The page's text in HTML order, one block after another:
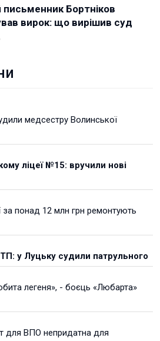
Бортніков
вирок: що вирішив суд
медсестру Волинської
ліцеї №15: вручили нові
понад 12 млн грн ремонтують
у Луцьку судили патрульного
легеня», - боєць «Любарта»
для ВПО непридатна для